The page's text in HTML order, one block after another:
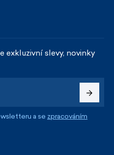
exkluzivní slevy, novinky
a se zpracováním